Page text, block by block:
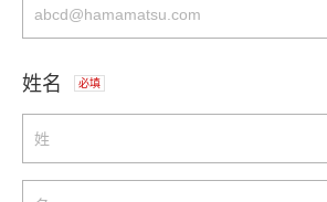
姓名 必填